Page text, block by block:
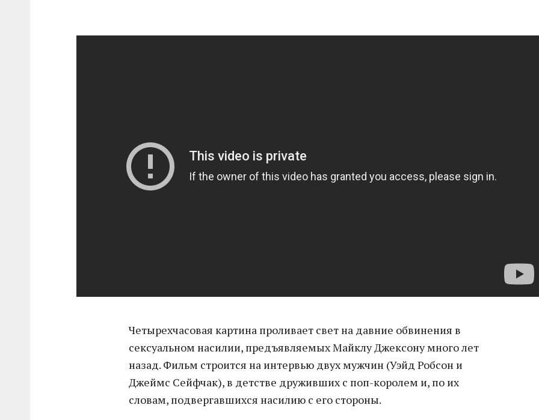
Четырехчасовая картина проливает свет на давние обвинения в
сексуальном насилии, предъявляемых Майклу Джексону много лет
назад. Фильм строится на интервью двух мужчин (Уэйд Робсон и
Джеймс Сейфчак), в детстве друживших с поп-королем и, по их
словам, подвергавшихся насилию с его стороны.